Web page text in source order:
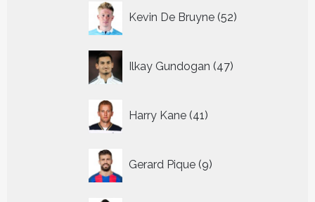
Kevin De Bruyne 52
producten
Ilkay Gundogan 47
producten
Harry Kane 41
producten
Gerard Pique 9
producten